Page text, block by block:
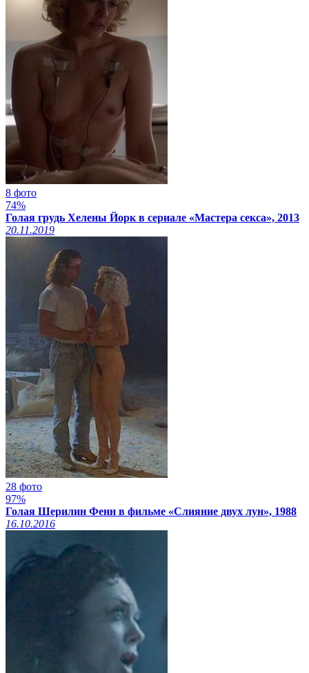
8 фото
74%
Голая грудь Хелены Йорк в сериале «Мастера секса», 2013
20.11.2019
28 фото
97%
Голая Шерилин Фенн в фильме «Слияние двух лун», 1988
16.10.2016